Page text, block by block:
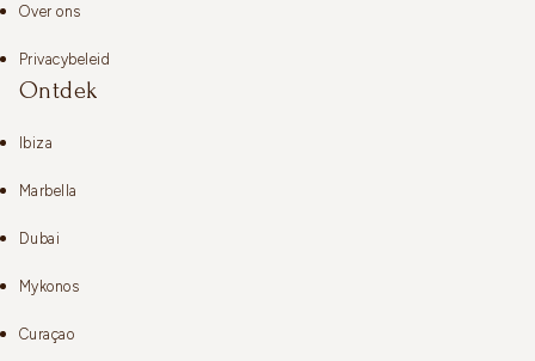
Over ons
Privacybeleid
Ontdek
Ibiza
Marbella
Dubai
Mykonos
Curaçao